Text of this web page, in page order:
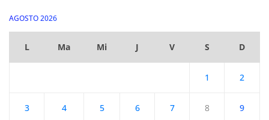
AGOSTO 2026
L Ma Mi J V S D
1 2
3 4 5 6 7 8 9